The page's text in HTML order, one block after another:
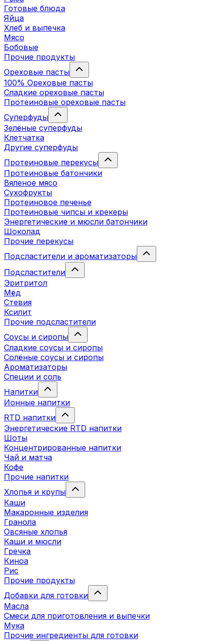
Готовые блюда
Яйца
Хлеб и выпечка
Мясо
Бобовые
Прочие продукты
Ореховые пасты
100% Ореховые пасты
Сладкие ореховые пасты
Протеиновые ореховые пасты
Суперфуды
Зелёные суперфуды
Клетчатка
Другие суперфуды
Протеиновые перекусы
Протеиновые батончики
Вяленое мясо
Сухофрукты
Протеиновое печенье
Протеиновые чипсы и крекеры
Энергетические и мюсли батончики
Шоколад
Прочие перекусы
Подсластители и ароматизаторы
Подсластители
Эритритол
Мёд
Стевия
Ксилит
Прочие подсластители
Соусы и сиропы
Сладкие соусы и сиропы
Солёные соусы и сиропы
Ароматизаторы
Специи и соль
Напитки
Ионные напитки
RTD напитки
Энергетические RTD напитки
Шоты
Концентрированные напитки
Чай и матча
Кофе
Прочие напитки
Хлопья и крупы
Каши
Макаронные изделия
Гранола
Овсяные хлопья
Каши и мюсли
Гречка
Киноа
Рис
Прочие продукты
Добавки для готовки
Масла
Смеси для приготовления и выпечки
Мука
Прочие ингредиенты для готовки